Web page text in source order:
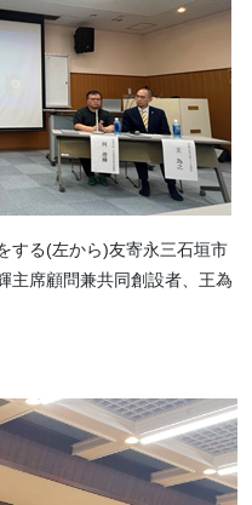
する(左から)友寄永三石垣市
主席顧問兼共同創設者、王為